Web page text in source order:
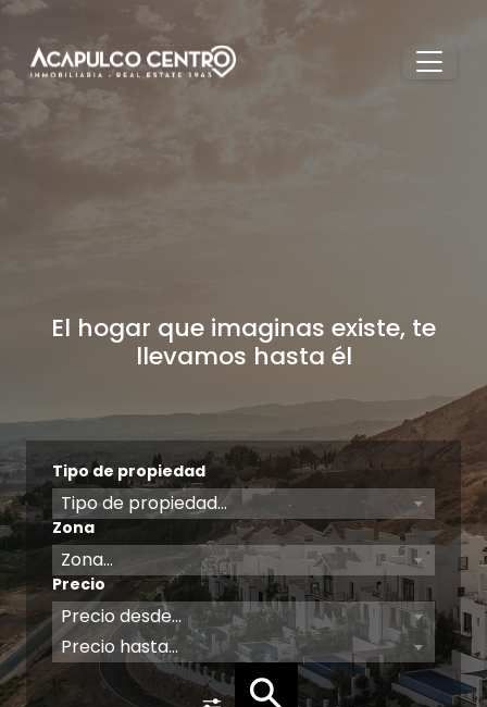
El hogar que imaginas existe, te
llevamos hasta él
Tipo de propiedad
Tipo de propiedad...
Zona
Zona...
Precio
Precio desde...
Precio hasta...